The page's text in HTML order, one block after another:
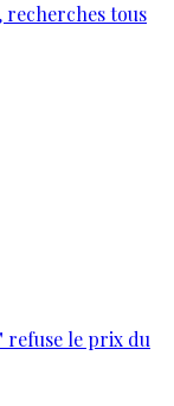
recherches tous
refuse le prix du